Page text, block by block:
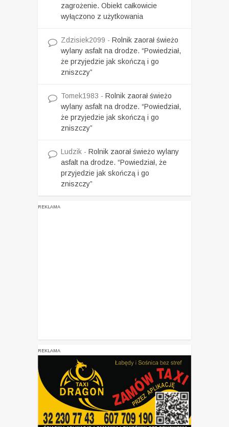
zagrożenie. Obiekt całkowicie
wyłączono z użytkowania
Zdzisiek2099 - Rolnik zaorał świeżo
wylany asfalt na drodze. “Powiedział,
że przyjedzie jak skończą i go
zniszczy”
Tomek1983 - Rolnik zaorał świeżo
wylany asfalt na drodze. “Powiedział,
że przyjedzie jak skończą i go
zniszczy”
Ludzik - Rolnik zaorał świeżo wylany
asfalt na drodze. “Powiedział, że
przyjedzie jak skończą i go
zniszczy”
REKLAMA
REKLAMA